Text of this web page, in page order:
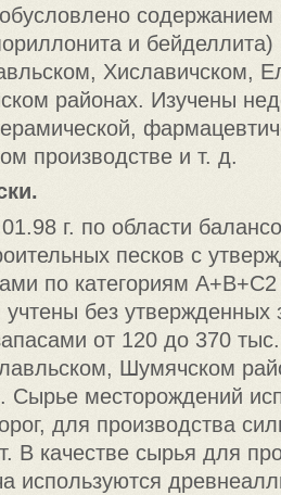
содержанием
и бейделлита)
Хиславичском,
районах. Изучены
производстве и т. д.
г. по области
песков с
по категориям
без утвержденных
от 120 до 370
Шумячском
Сырье месторождений
для производства
В качестве сырья для
используются